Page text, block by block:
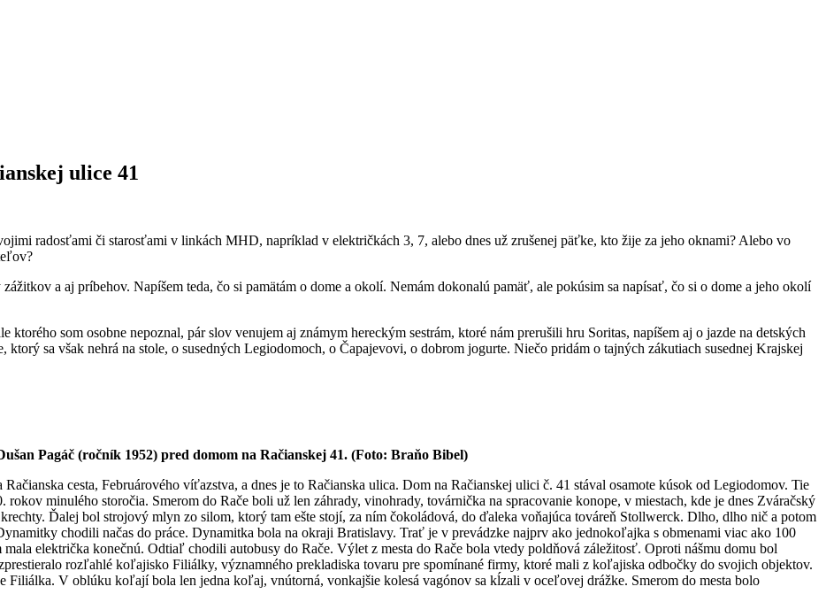
ulice 41
radosťami či starosťami v linkách MHD, napríklad v električkách 3, 7, alebo dnes už zrušenej päťke, kto žije za jeho oknami? Alebo vo
a aj príbehov. Napíšem teda, čo si pamätám o dome a okolí. Nemám dokonalú pamäť, ale pokúsim sa napísať, čo si o dome a jeho okolí
ktorého som osobne nepoznal, pár slov venujem aj známym hereckým sestrám, ktoré nám prerušili hru Soritas, napíšem aj o jazde na detských
sa však nehrá na stole, o susedných Legiodomoch, o Čapajevovi, o dobrom jogurte. Niečo pridám o tajných zákutiach susednej Krajskej
Pagáč (ročník 1952) pred domom na Račianskej 41. (Foto: Braňo Bibel)
cesta, Februárového víťazstva, a dnes je to Račianska ulica. Dom na Račianskej ulici č. 41 stával osamote kúsok od Legiodomov. Tie
minulého storočia. Smerom do Rače boli už len záhrady, vinohrady, továrnička na spracovanie konope, v miestach, kde je dnes Zváračský
Ďalej bol strojový mlyn zo silom, ktorý tam ešte stojí, za ním čokoládová, do ďaleka voňajúca továreň Stollwerck. Dlho, dlho nič a potom
chodili načas do práce. Dynamitka bola na okraji Bratislavy. Trať je v prevádzke najprv ako jednokoľajka s obmenami viac ako 100
električka konečnú. Odtiaľ chodili autobusy do Rače. Výlet z mesta do Rače bola vtedy poldňová záležitosť. Oproti nášmu domu bol
rozľahlé koľajisko Filiálky, významného prekladiska tovaru pre spomínané firmy, ktoré mali z koľajiska odbočky do svojich objektov.
Filiálka. V oblúku koľají bola len jedna koľaj, vnútorná, vonkajšie kolesá vagónov sa kĺzali v oceľovej drážke. Smerom do mesta bolo